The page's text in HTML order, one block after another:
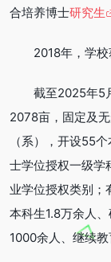
合培养博士研究生
2018年，学校
截至2025年5
2078亩，固定及
（系），开设55
士学位授权一级学
业学位授权类别
本科生1.8万余人
1000余人、继续教